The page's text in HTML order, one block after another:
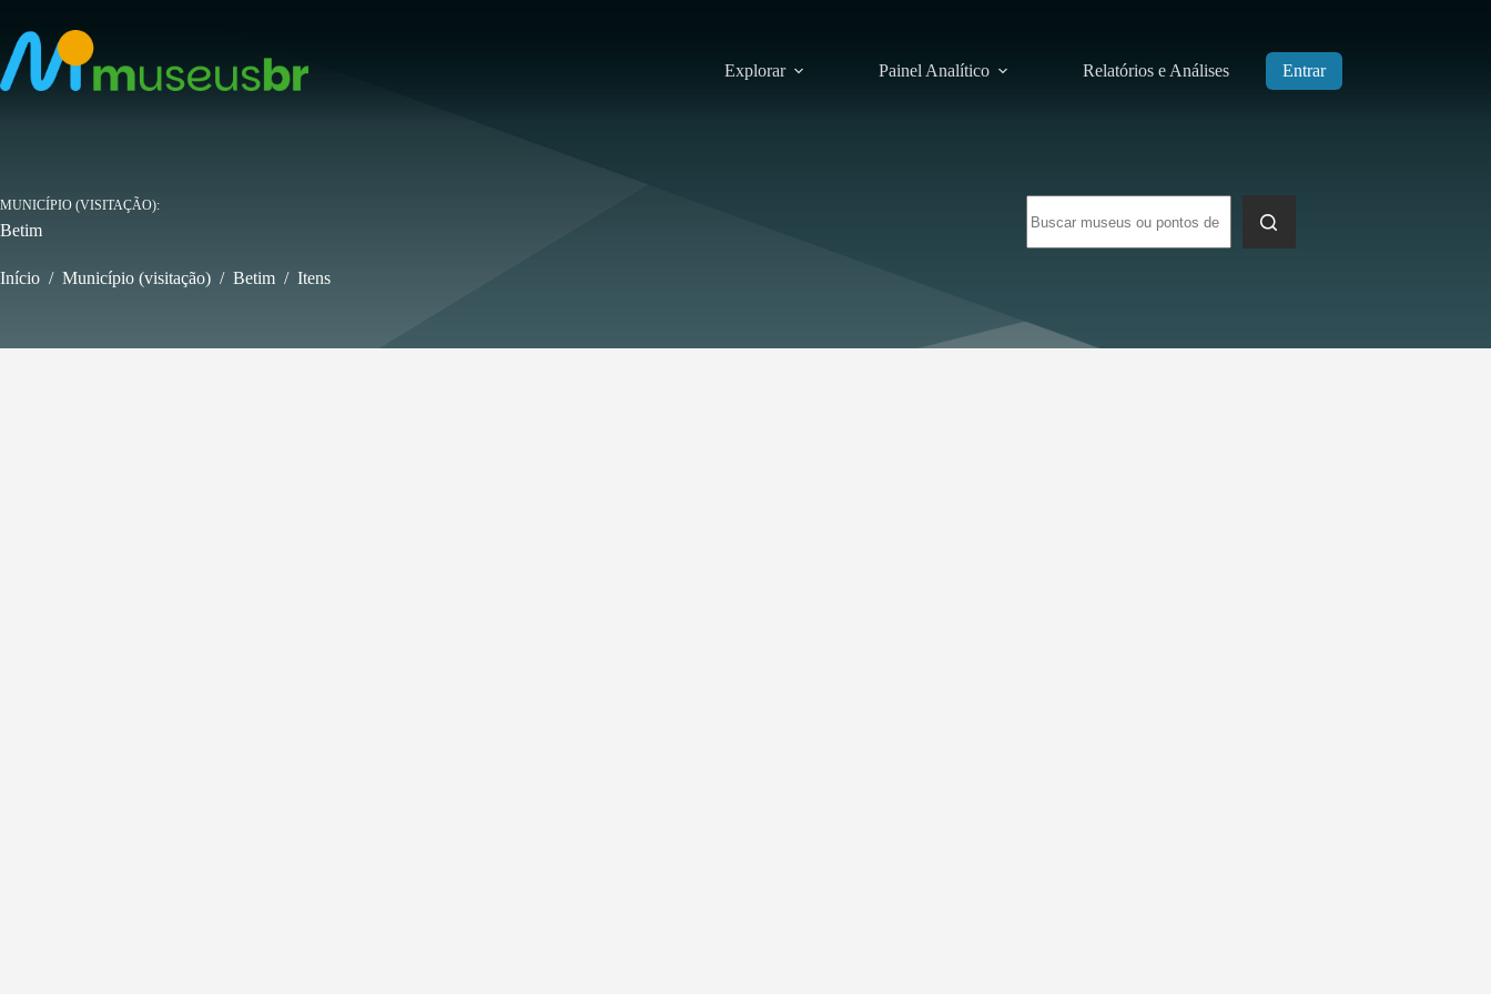
para
conteúdo
Explorar Painel Analítico Relatórios e Análises Entrar
resultados
MUNICÍPIO (VISITAÇÃO)
Betim
Início / Município (visitação) / Betim / Itens